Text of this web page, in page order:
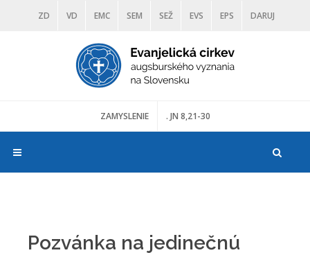
ZD VD EMC SEM SEŽ EVS EPS DARUJ
DIAKONIA ŠKOLY TRANOSCIUS
ZAMYSLENIE . JN 8,21-30
Pozvánka na jedinečnú